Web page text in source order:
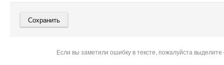
Если вы заметили ошибку в тексте, пожалуйста